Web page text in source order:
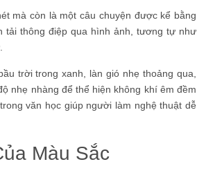
mà còn là một câu chuyện được kể bằng
tải thông điệp qua hình ảnh, tương tự như
trời trong xanh, làn gió nhẹ thoảng qua,
nhẹ nhàng để thể hiện không khí êm đềm
văn học giúp người làm nghệ thuật dễ
Màu Sắc